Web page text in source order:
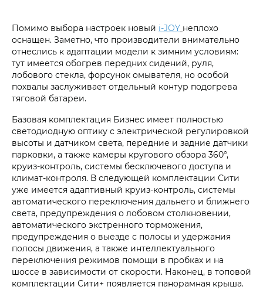
Помимо выбора настроек новый i‑JOY неплохо
оснащен. Заметно, что производители внимательно
отнеслись к адаптации модели к зимним условиям:
тут имеется обогрев передних сидений, руля,
лобового стекла, форсунок омывателя, но особой
похвалы заслуживает отдельный контур подогрева
тяговой батареи.
Базовая комплектация Бизнес имеет полностью
светодиодную оптику с электрической регулировкой
высоты и датчиком света, передние и задние датчики
парковки, а также камеры кругового обзора 360°,
круиз-контроль, системы бесключевого доступа и
климат-контроля. В следующей комплектации Сити
уже имеется адаптивный круиз-контроль, системы
автоматического переключения дальнего и ближнего
света, предупреждения о лобовом столкновении,
автоматического экстренного торможения,
предупреждения о выезде с полосы и удержания
полосы движения, а также интеллектуального
переключения режимов помощи в пробках и на
шоссе в зависимости от скорости. Наконец, в топовой
комплектации Сити+ появляется панорамная крыша.